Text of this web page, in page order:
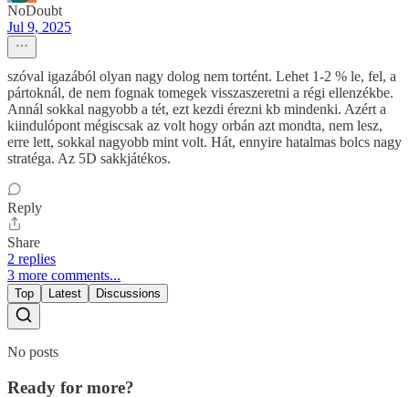
NoDoubt
Jul 9, 2025
szóval igazából olyan nagy dolog nem tortént. Lehet 1-2 % le, fel, a
pártoknál, de nem fognak tomegek visszaszeretni a régi ellenzékbe.
Annál sokkal nagyobb a tét, ezt kezdi érezni kb mindenki. Azért a
kiindulópont mégiscsak az volt hogy orbán azt mondta, nem lesz,
erre lett, sokkal nagyobb mint volt. Hát, ennyire hatalmas bolcs nagy
stratéga. Az 5D sakkjátékos.
Reply
Share
2 replies
3 more comments...
Top Latest Discussions
No posts
Ready for more?